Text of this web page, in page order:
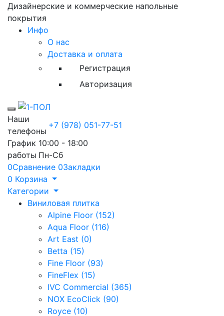
Дизайнерские и коммерческие напольные
покрытия
Инфо
О нас
Доставка и оплата
Регистрация
Авторизация
Toggle mobile menu
Наши
телефоны
+7 (978) 051-77-51
График
работы
10:00 - 18:00
Пн-Сб
0Сравнение 0Закладки
0 Корзина
Категории
Виниловая плитка
Alpine Floor (152)
Aqua Floor (116)
Art East (0)
Betta (15)
Fine Floor (93)
FineFlex (15)
IVC Commercial (365)
NOX EcoClick (90)
Royce (10)